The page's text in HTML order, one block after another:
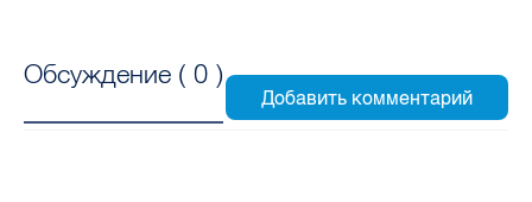
Обсуждение ( 0 )